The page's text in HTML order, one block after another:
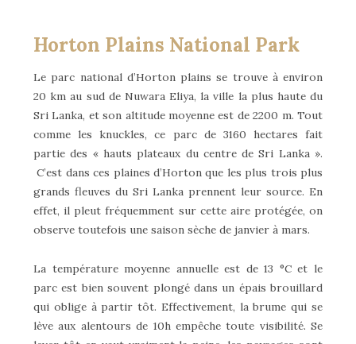
Horton Plains National Park
Le parc national d’Horton plains se trouve à environ
20 km au sud de Nuwara Eliya, la ville la plus haute du
Sri Lanka, et son altitude moyenne est de 2200 m. Tout
comme les knuckles, ce parc de 3160 hectares fait
partie des « hauts plateaux du centre de Sri Lanka ».
C’est dans ces plaines d’Horton que les plus trois plus
grands fleuves du Sri Lanka prennent leur source. En
effet, il pleut fréquemment sur cette aire protégée, on
observe toutefois une saison sèche de janvier à mars.
La température moyenne annuelle est de 13 °C et le
parc est bien souvent plongé dans un épais brouillard
qui oblige à partir tôt. Effectivement, la brume qui se
lève aux alentours de 10h empêche toute visibilité. Se